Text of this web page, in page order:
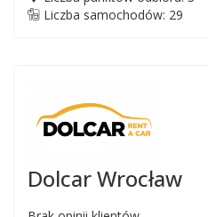
Liczba samochodów: 29
Dolcar Wrocław